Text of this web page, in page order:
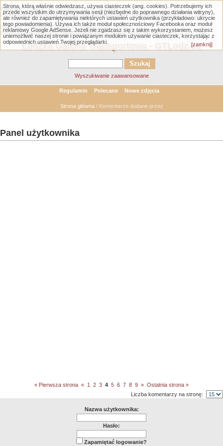
Warning : Trying to access array offset on null in
/home/klient.dhosting.pl/gtlodz/gtlodz.eu/public_html/member.phpon line1898
Warning: Undefined variable $comment_user_name in
/home/klient.dhosting.pl/gtlodz/gtlodz.eu/public_html/member.phpon line1956
Łódzka Galeria Transportowa - GTLodz.eu
Wyszukiwanie zaawansowane
Regulamin Polecane Nowe zdjęcia
Strona główna/ Komentarze dodane przez
Panel użytkownika
« Pierwsza strona « 1 2 3 4 5 6 7 8 9 » Ostatnia strona »
Liczba komentarzy na stronę:
Nazwa użytkownika:
Hasło:
Zapamiętać logowanie?
Strona, którą właśnie odwiedzasz, używa ciasteczek (ang. cookies). Potrzebujemy ich
przede wszystkim do utrzymywania sesji (niezbędne do poprawnego działania witryny),
ale również do zapamiętywania niektórych ustawień użytkownika (przykładowo: ukrycie
tego powiadomienia). Używa ich także moduł społecznościowy Facebooka oraz moduł
reklamowy Google AdSense. Jeżeli nie zgadzasz się z takim wykorzystaniem, możesz
uniemożliwić naszej stronie i powiązanym modułom używanie ciasteczek, korzystając z
odpowiednich ustawień Twojej przeglądarki.
[zamknij]